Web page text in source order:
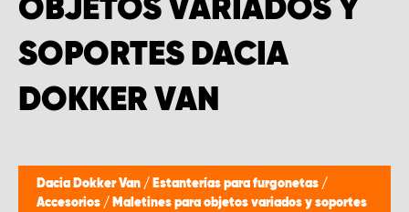
OBJETOS VARIADOS Y
SOPORTES DACIA
DOKKER VAN
Dacia Dokker Van / Estanterías para furgonetas /
Accesorios / Maletines para objetos variados y soportes